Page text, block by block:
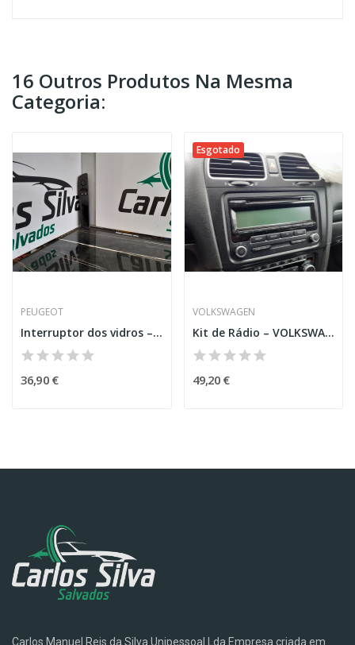
16 Outros Produtos Na Mesma
Categoria:
PEUGEOT
Interruptor dos vidros – PEUGEOT TRAVELLER...
36,90 €
Esgotado
VOLKSWAGEN
Kit de Rádio – VOLKSWAGEN GOLF VI VARIANT (AJ5)
49,20 €
Carlos Manuel Reis da Silva Unipessoal Lda Empresa criada em